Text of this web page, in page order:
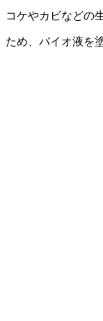
コケやカビなどの
ため、バイオ液を